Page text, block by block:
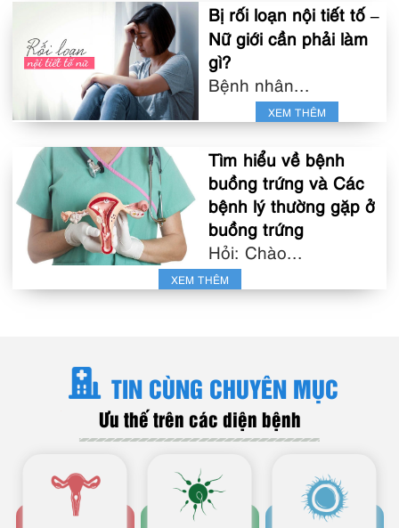
Bị rối loạn nội tiết tố –
Nữ giới cần phải làm
gì?
Bệnh nhân...
XEM THÊM
Tìm hiểu về bệnh
buồng trứng và Các
bệnh lý thường gặp ở
buồng trứng
Hỏi: Chào...
XEM THÊM
TIN CÙNG CHUYÊN MỤC
Ưu thế trên các diện bệnh